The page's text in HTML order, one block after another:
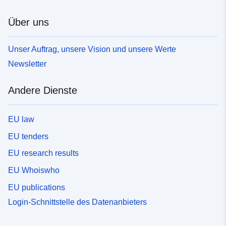
Über uns
Unser Auftrag, unsere Vision und unsere Werte
Newsletter
Andere Dienste
EU law
EU tenders
EU research results
EU Whoiswho
EU publications
Login-Schnittstelle des Datenanbieters